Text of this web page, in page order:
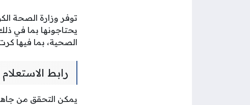
توفر وزارة الصحة
يحتاجونها بما في
الصحية، بما فيها
رابط
يمكن التحقق من